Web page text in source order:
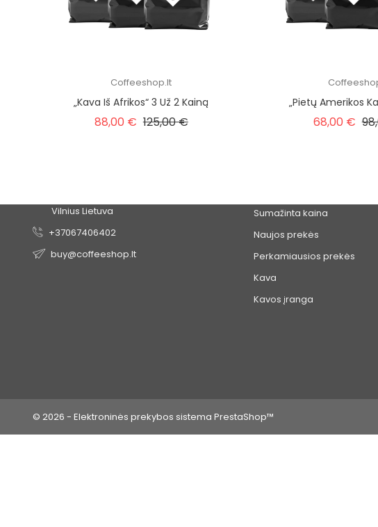
Coffeeshop.lt
„Kava Iš Afrikos“ 3 Už 2 Kainą
88,00 € Įprasta kaina
125,00 €Kaina
„Pietų Amerikos
68,00 €
Vilnius Lietuva
+37067406402
buy@coffeeshop.lt
Sumažinta kaina
Naujos prekės
Perkamiausios prekės
Kava
Kavos įranga
© 2026 - Elektroninės prekybos sistema PrestaShop™